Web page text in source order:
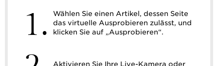
1.
Wählen Sie einen Artikel, dessen Seite
das virtuelle Ausprobieren zulässt, und
klicken Sie auf „Ausprobieren“.
Aktivieren Sie Ihre Live-Kamera oder